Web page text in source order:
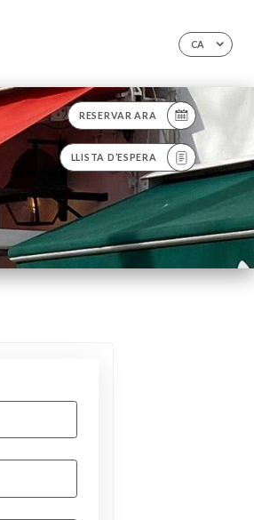
CA
RESERVAR ARA
LLISTA D’ESPERA